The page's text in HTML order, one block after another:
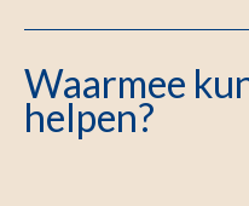
Waarmee
helpen?